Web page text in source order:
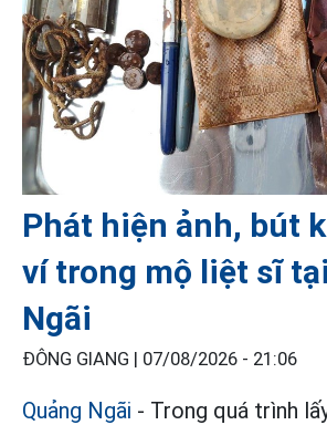
Phát hiện ảnh, bút
ví trong mộ liệt sĩ
Ngãi
ĐÔNG GIANG | 07/08/2026 - 21:06
Quảng Ngãi - Trong quá trình